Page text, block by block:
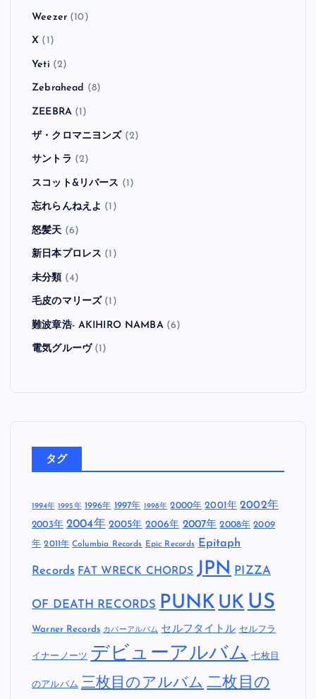
Weezer(10)
X (1)
Yeti (2)
Zebrahead (8)
ZEEBRA(1)
ザ・クロマニヨンズ(2)
サントラ (2)
スコット&リバース (1)
忘れらんねえよ (1)
怒髪天 (6)
新日本プロレス (1)
未分類 (4)
毛皮のマリーズ (1)
難波章浩- AKIHIRO NAMBA(6)
電気グルーヴ(1)
タグ
1994年 1995年 1996年 1997年 1998年 2000年 2001年 2002年
2003年 2004年 2005年 2006年 2007年 2008年 2009
年 2011年 Columbia Records Epic Records Epitaph
Records FAT WRECK CHORDS JPN PIZZA
OF DEATH RECORDS PUNK UK US
Warner Records カバーアルバム セルフタイトル セルフラ
イナーノーツ デビューアルバム 七枚目
のアルバム 三枚目のアルバム 二枚目の